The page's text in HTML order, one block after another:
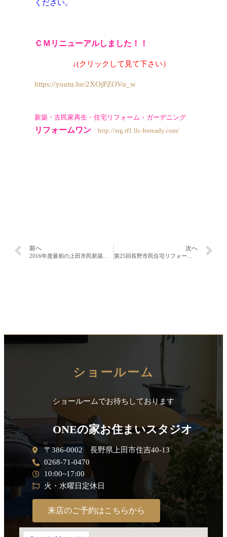
ください。
ＣＭ リニューアルしました！！
↓(クリックして見て下さい）
https://youtu.be/2XOjPZOVu_w
新築・古民家再生・住宅リフォーム・ガーデニング
リフォームワン http://stg.rf1.llc-beready.com/
前へ 次へ
ショールーム
ショールームでお待ちしております
ONEの家お住まいスタジオ
〒386-0002 長野県上田市住吉40-13
0268-71-0470
10:00~17:00
火・水曜日定休日
来店のご予約はこちらから